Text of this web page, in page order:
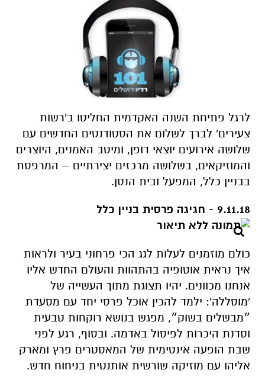
לרגל פתיחת השנה האקדמית החליטו ב'רשות
צעירים' לברך לשלום את הסטודנטים החדשים עם
שלושה אירועים יוצאי דופן, ומיטב האמנים, היוצרים
והמוזיקאים, בשלושה מרכזים יצירתיים – המרפסת
בבניין כלל, המפעל ובית הנסן.
9.11.18 - חגיגה פרסית בניין כלל
כולם מוזמנים לעלות לגג הכי פרחוני בעיר ולראות
איך נראית אוטופיה בהתהוות והעולם החדש אליו
אנחנו מכוונים. יהיו תצוגת מתוך העשייה של
'מוסללה': ילמד להכין אוכל פרסי יחד עם מסעדת
״מבשלים בשוק״, מפגש בנושא רוקחות טבעית
וסדנת היכרות לפיסול באדמה. ובסוף, רגע לפני
שבת הופעה אינטימית של המאסטרים פרץ ומארק
אליהו עם מוזיקה שורשית אותנטית בניחוח חדש.